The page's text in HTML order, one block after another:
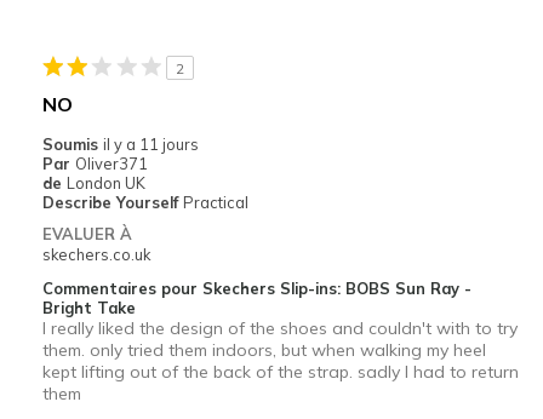
Largeur
Trop larges
2
NO
Soumis il y a 11 jours
Par Oliver371
de London UK
Describe Yourself Practical
EVALUER À
skechers.co.uk
Commentaires pour Skechers Slip-ins: BOBS Sun Ray -
Bright Take
I really liked the design of the shoes and couldn't with to try
them. only tried them indoors, but when walking my heel
kept lifting out of the back of the strap. sadly I had to return
them